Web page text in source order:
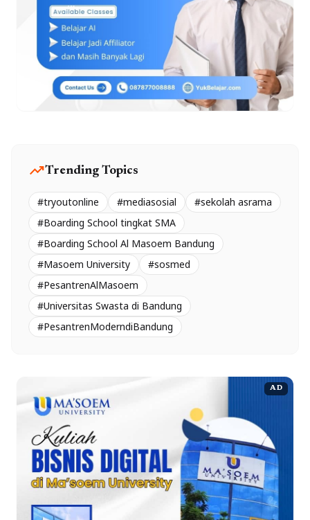
trending_upTrending Topics
#tryoutonline #mediasosial
#sekolah asrama
#Boarding School tingkat SMA
#Boarding School Al Masoem Bandung
#Masoem University
#sosmed
#PesantrenAlMasoem
#Universitas Swasta di Bandung
#PesantrenModerndiBandung
AD